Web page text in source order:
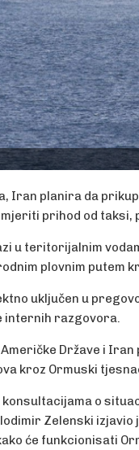
Iran planira da
prihod od taksi,
u teritorijalnim
plovnim putem
uključen u
internih razgovora.
Države i
kroz Ormuski
o
Zelenski
će funkcionisati